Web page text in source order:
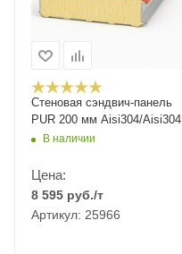
Стеновая сэндвич-панель
PUR 200 мм Aisi304/Aisi304
В наличии
Цена:
8 595 руб./т
Артикул: 25966